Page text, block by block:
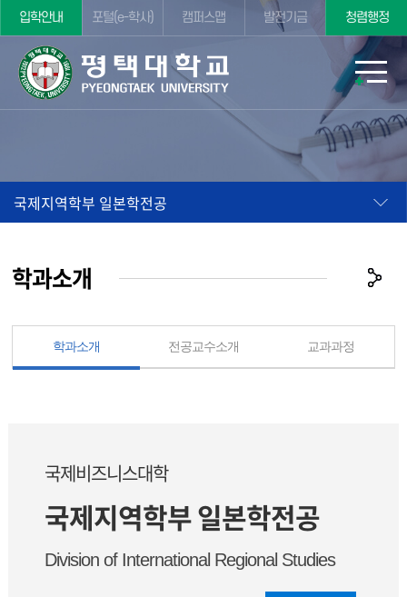
입학안내 포털(e-학사) 캠퍼스맵 발전기금 청렴행정
국제지역학부 일본학전공
학과소개
학과소개 전공교수소개 교과과정
국제비즈니스대학
국제지역학부 일본학전공
Division of International Regional Studies